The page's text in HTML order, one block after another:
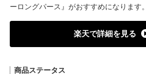
ーロングパース』がおすすめになります。
楽天で詳細を見る
商品ステータス